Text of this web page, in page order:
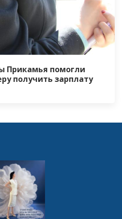
Прикамья помогли
получить зарплату